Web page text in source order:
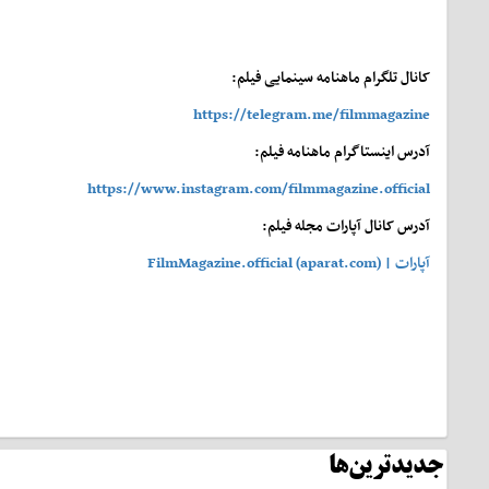
کانال تلگرام ماهنامه سینمایی فیلم:
https://telegram.me/filmmagazine
آدرس اینستاگرام ماهنامه فیلم:
https://www.instagram.com/filmmagazine.official
آدرس کانال آپارات مجله فیلم:
آپارات | FilmMagazine.official (aparat.com)
جدیدترین‌ها